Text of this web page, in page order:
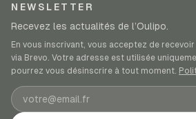
NEWSLETTER
Recevez les actualités de l’Oulipo.
En vous inscrivant, vous acceptez de
via Brevo. Votre adresse est utilisée
pourrez vous désinscrire à tout moment.
Adresse e-mail